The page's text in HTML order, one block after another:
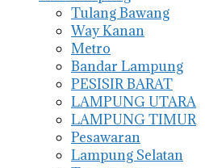
Tulang Bawang
Way Kanan
Metro
Bandar Lampung
PESISIR BARAT
LAMPUNG UTARA
LAMPUNG TIMUR
Pesawaran
Lampung Selatan